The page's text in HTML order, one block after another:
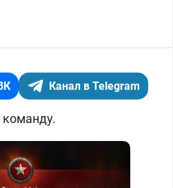
Канал в Telegram